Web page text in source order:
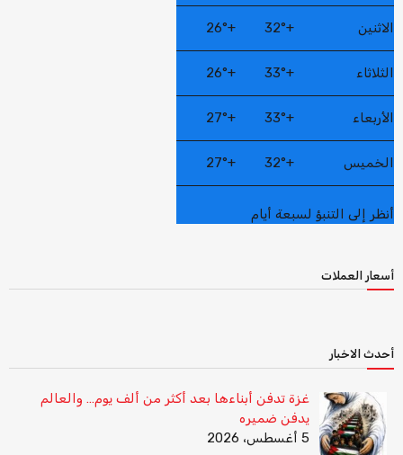
الاثنين +
32°
+
26°
الثلاثاء +
33°
+
26°
الأربعاء +
33°
+
27°
الخميس +
32°
+
27°
أنظر إلى التنبؤ لسبعة أيام
أسعار العملات
أحدث الاخبار
غزة تدفن أبناءها بعد أكثر من ألف يوم… والعالم
يدفن ضميره
5 أغسطس، 2026